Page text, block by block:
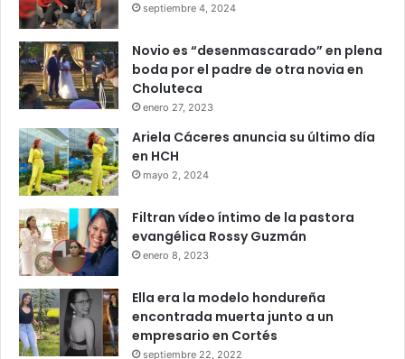
septiembre 4, 2024
Novio es “desenmascarado” en plena
boda por el padre de otra novia en
Choluteca
enero 27, 2023
Ariela Cáceres anuncia su último día
en HCH
mayo 2, 2024
Filtran vídeo íntimo de la pastora
evangélica Rossy Guzmán
enero 8, 2023
Ella era la modelo hondureña
encontrada muerta junto a un
empresario en Cortés
septiembre 22, 2022